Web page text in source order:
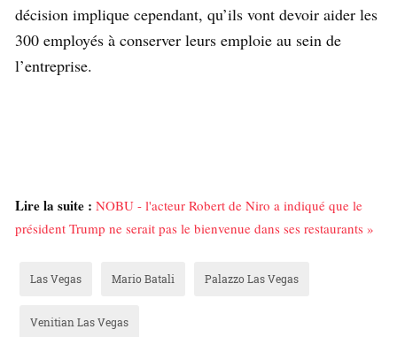
décision implique cependant, qu’ils vont devoir aider les
300 employés à conserver leurs emploie au sein de
l’entreprise.
Lire la suite : NOBU - l'acteur Robert de Niro a indiqué que le
président Trump ne serait pas le bienvenue dans ses restaurants »
Las Vegas Mario Batali Palazzo Las Vegas
Venitian Las Vegas